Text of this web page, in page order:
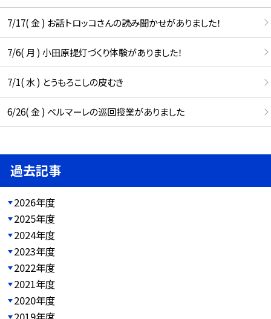
7/17( 金 ) お話トロッコさんの読み聞かせがありました！
7/6( 月 ) 小田原提灯づくり体験がありました！
7/1( 水 ) とうもろこしの皮むき
6/26( 金 ) ベルマーレの巡回授業がありました
過去記事
2026年度
2025年度
2024年度
2023年度
2022年度
2021年度
2020年度